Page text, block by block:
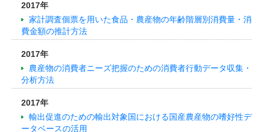
2017年
家計調査個票を用いた食品・農産物の年齢階層別消費量・消
費金額の推計方法
2017年
農産物の消費者ニーズ把握のための消費者行動データ収集・
分析方法
2017年
輸出促進のための輸出対象国における国産農産物の嗜好性デ
ータベースの活用